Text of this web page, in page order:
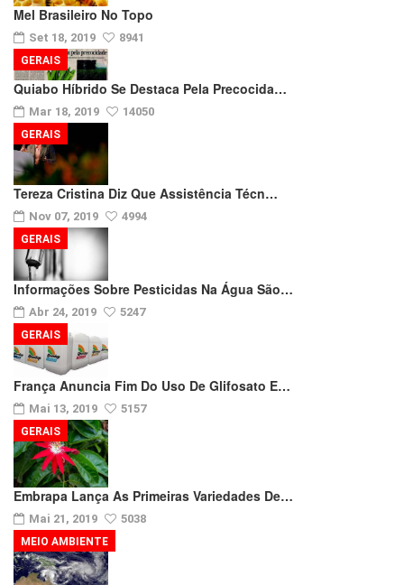
Mel Brasileiro No Topo
Set 18, 2019 8941
Quiabo Híbrido Se Destaca Pela Precocida…
Mar 18, 2019 14050
GERAIS
Tereza Cristina Diz Que Assistência Técn…
Nov 07, 2019 4994
GERAIS
Informações Sobre Pesticidas Na Água São…
Abr 24, 2019 5247
GERAIS
França Anuncia Fim Do Uso De Glifosato E…
Mai 13, 2019 5157
GERAIS
Embrapa Lança As Primeiras Variedades De…
Mai 21, 2019 5038
GERAIS
MEIO AMBIENTE